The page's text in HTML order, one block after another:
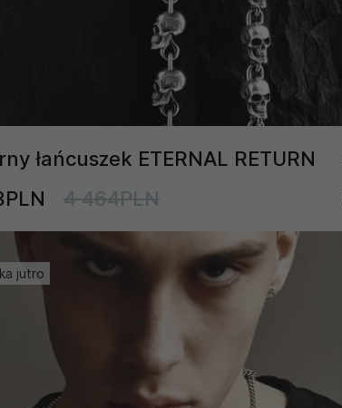
łańcuszek ETERNAL RETURN
4 464PLN
jutro